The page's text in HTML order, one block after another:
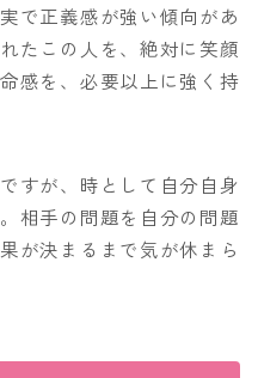
で正義感が強い傾向があ
たこの人を、絶対に笑顔
感を、必要以上に強く持
すが、時として自分自身
相手の問題を自分の問題
が決まるまで気が休まら